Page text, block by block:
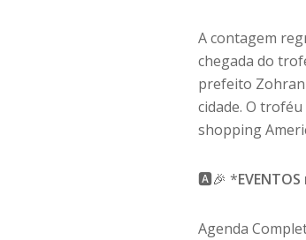
A contagem
chegada do
prefeito Zohran
cidade. O
shopping
🅰️🎉 *
Agenda